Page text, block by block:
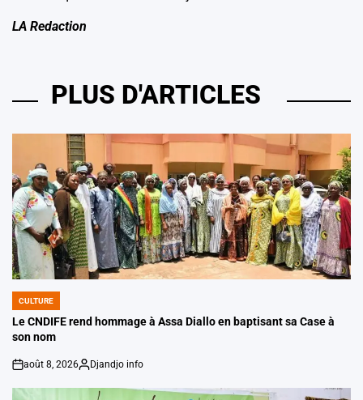
LA Redaction
PLUS D'ARTICLES
POSTED
IN
CULTURE
Le CNDIFE rend hommage à Assa Diallo en baptisant sa Case à
son nom
on
août 8, 2026
Posted
Djandjo info